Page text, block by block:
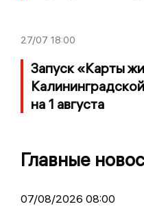
27/07 18:00
Запуск «Карты
на 1 августа
Главные
07/08/2026 08:00